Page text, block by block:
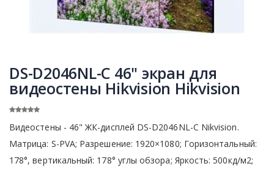
DS-D2046NL-C 46" экран для
видеостены Hikvision Hikvision
Видеостены - 46" ЖК-дисплей DS-D2046NL-C Nikvision.
Матрица: S-PVA; Разрешение: 1920×1080; Горизонтальный:
178°, вертикальный: 178° углы обзора; Яркость: 500кд/м2;